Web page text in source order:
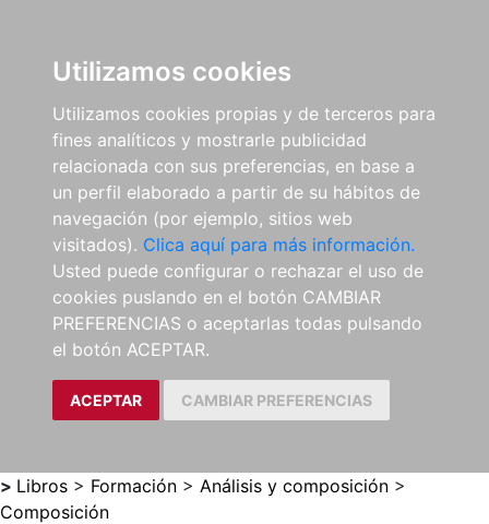
Utilizamos cookies
Utilizamos cookies propias y de terceros para
fines analíticos y mostrarle publicidad
relacionada con sus preferencias, en base a
un perfil elaborado a partir de su hábitos de
navegación (por ejemplo, sitios web
visitados). Clica aquí para más información.
Usted puede configurar o rechazar el uso de
cookies puslando en el botón CAMBIAR
PREFERENCIAS o aceptarlas todas pulsando
el botón ACEPTAR.
ACEPTAR CAMBIAR PREFERENCIAS
> Libros > Formación > Análisis y composición >
Composición